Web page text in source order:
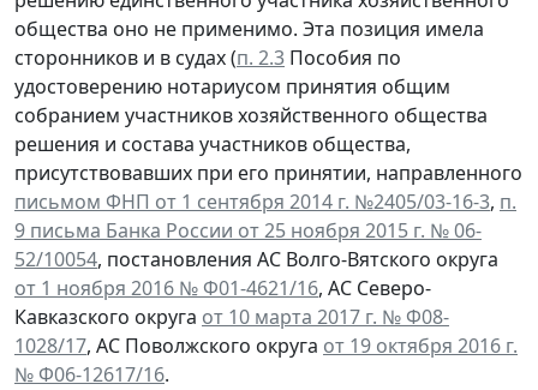
общества оно не применимо. Эта позиция имела
сторонников и в судах (п. 2.3 Пособия по
удостоверению нотариусом принятия общим
собранием участников хозяйственного общества
решения и состава участников общества,
присутствовавших при его принятии, направленного
письмом ФНП от 1 сентября 2014 г. №2405/03-16-3, п.
9 письма Банка России от 25 ноября 2015 г. № 06-
52/10054, постановления АС Волго-Вятского округа
от 1 ноября 2016 № Ф01-4621/16, АС Северо-
Кавказского округа от 10 марта 2017 г. № Ф08-
1028/17, АС Поволжского округа от 19 октября 2016 г.
№ Ф06-12617/16.